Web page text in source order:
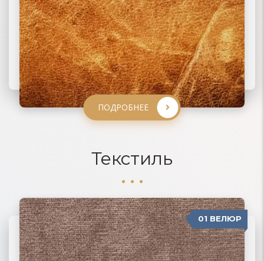
ПОДРОБНЕЕ
ПОДРОБНЕЕ
ПОДРОБНЕЕ
ПОДРОБНЕЕ
Текстиль
06 ЖАККАРД 01 ВЕЛЮР
02 РОГОЖКА
03 ФЛОК